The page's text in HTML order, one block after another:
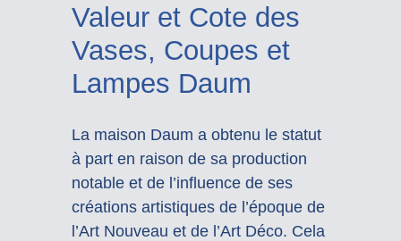
Valeur et Cote des
Vases, Coupes et
Lampes Daum
La maison Daum a obtenu le statut
à part en raison de sa production
notable et de l’influence de ses
créations artistiques de l’époque de
l’Art Nouveau et de l’Art Déco. Cela